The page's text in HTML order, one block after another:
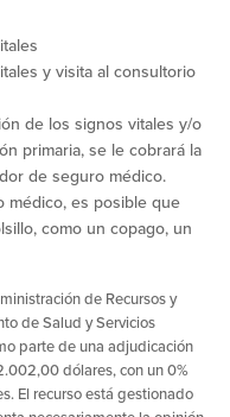
y visita al consultorio
de los signos vitales y/o
primaria, se le cobrará la
de seguro médico.
médico, es posible que
como un copago, un
de Recursos y
de Salud y Servicios
parte de una adjudicación
dólares, con un 0%
El recurso está gestionado